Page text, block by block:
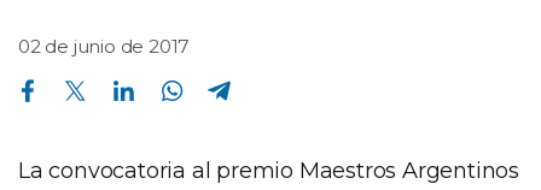
02 de junio de 2017
Compartir en Facebook Compartir en Twitter Compartir en Linkedin Compartir en Whatsapp
La convocatoria al premio Maestros Argentinos